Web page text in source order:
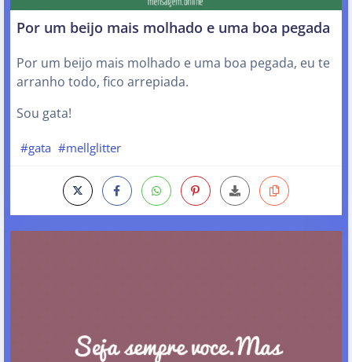
Por um beijo mais molhado e uma boa pegada
Por um beijo mais molhado e uma boa pegada, eu te
arranho todo, fico arrepiada.
Sou gata!
#gata #mellglitter